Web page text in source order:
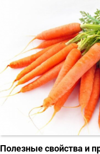
Полезные свойства и